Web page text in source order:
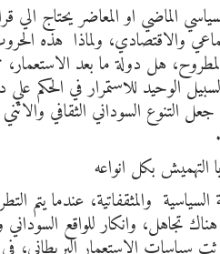
الماضي او المعاضر يحتاج
والاقتصادي، ولماذا هذه
هل دولة ما بعد
الوحيد للاستمرار في الحكم
التنوع السوداني الثقافي
التهميش بكل انواعه
السياسية والمثقفاتية، عندما يتم